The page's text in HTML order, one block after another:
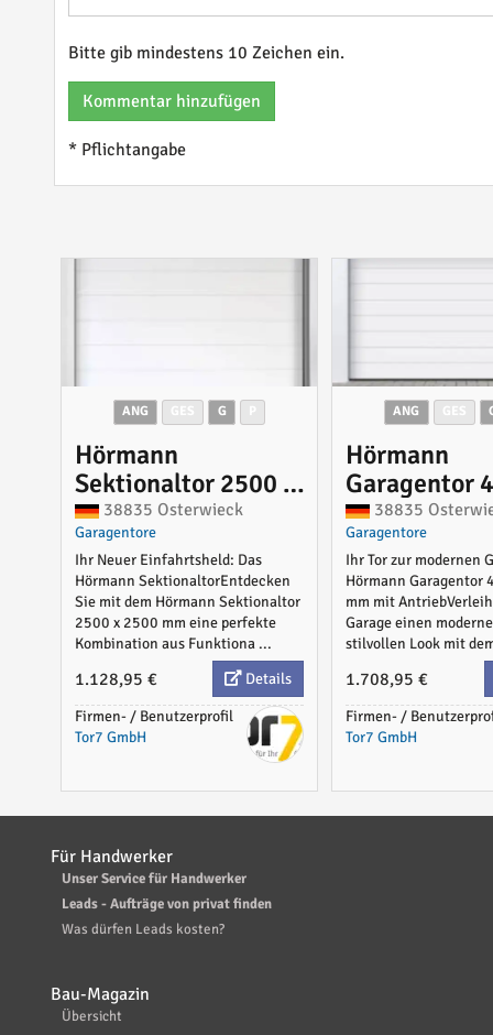
Bitte gib mindestens 10 Zeichen ein.
Kommentar hinzufügen
* Pflichtangabe
ANG G
Hörmann
Sektionaltor 2500 x
2500 mm mit
Antrieb
38835 Osterwieck
Garagentore
Ihr Neuer Einfahrtsheld: Das
Hörmann SektionaltorEntdecken
Sie mit dem Hörmann Sektionaltor
2500 x 2500 mm eine perfekte
Kombination aus Funktiona ...
1.128,95 €
Details
Firmen- / Benutzerprofil
Tor7 GmbH
ANG
Hörmann
Garagentor
2500 mm
Antrieb
38835
Garagentore
Ihr Tor zur modernen
Hörmann Garagentor
mm mit
Garage einen
stilvollen Look mit
1.708,95 €
Firmen- /
Tor7 GmbH
Für Handwerker
Unser Service für Handwerker
Leads - Aufträge von privat finden
Was dürfen Leads kosten?
Bau-Magazin
Übersicht